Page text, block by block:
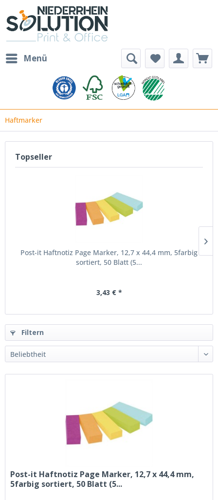
Menü
Haftmarker
Topseller
Post-it Haftnotiz Page Marker, 12,7 x 44,4 mm, 5farbig
sortiert, 50 Blatt (5...
3,43 € *
Filtern
Post-it Haftnotiz Page Marker, 12,7 x 44,4 mm,
5farbig sortiert, 50 Blatt (5...